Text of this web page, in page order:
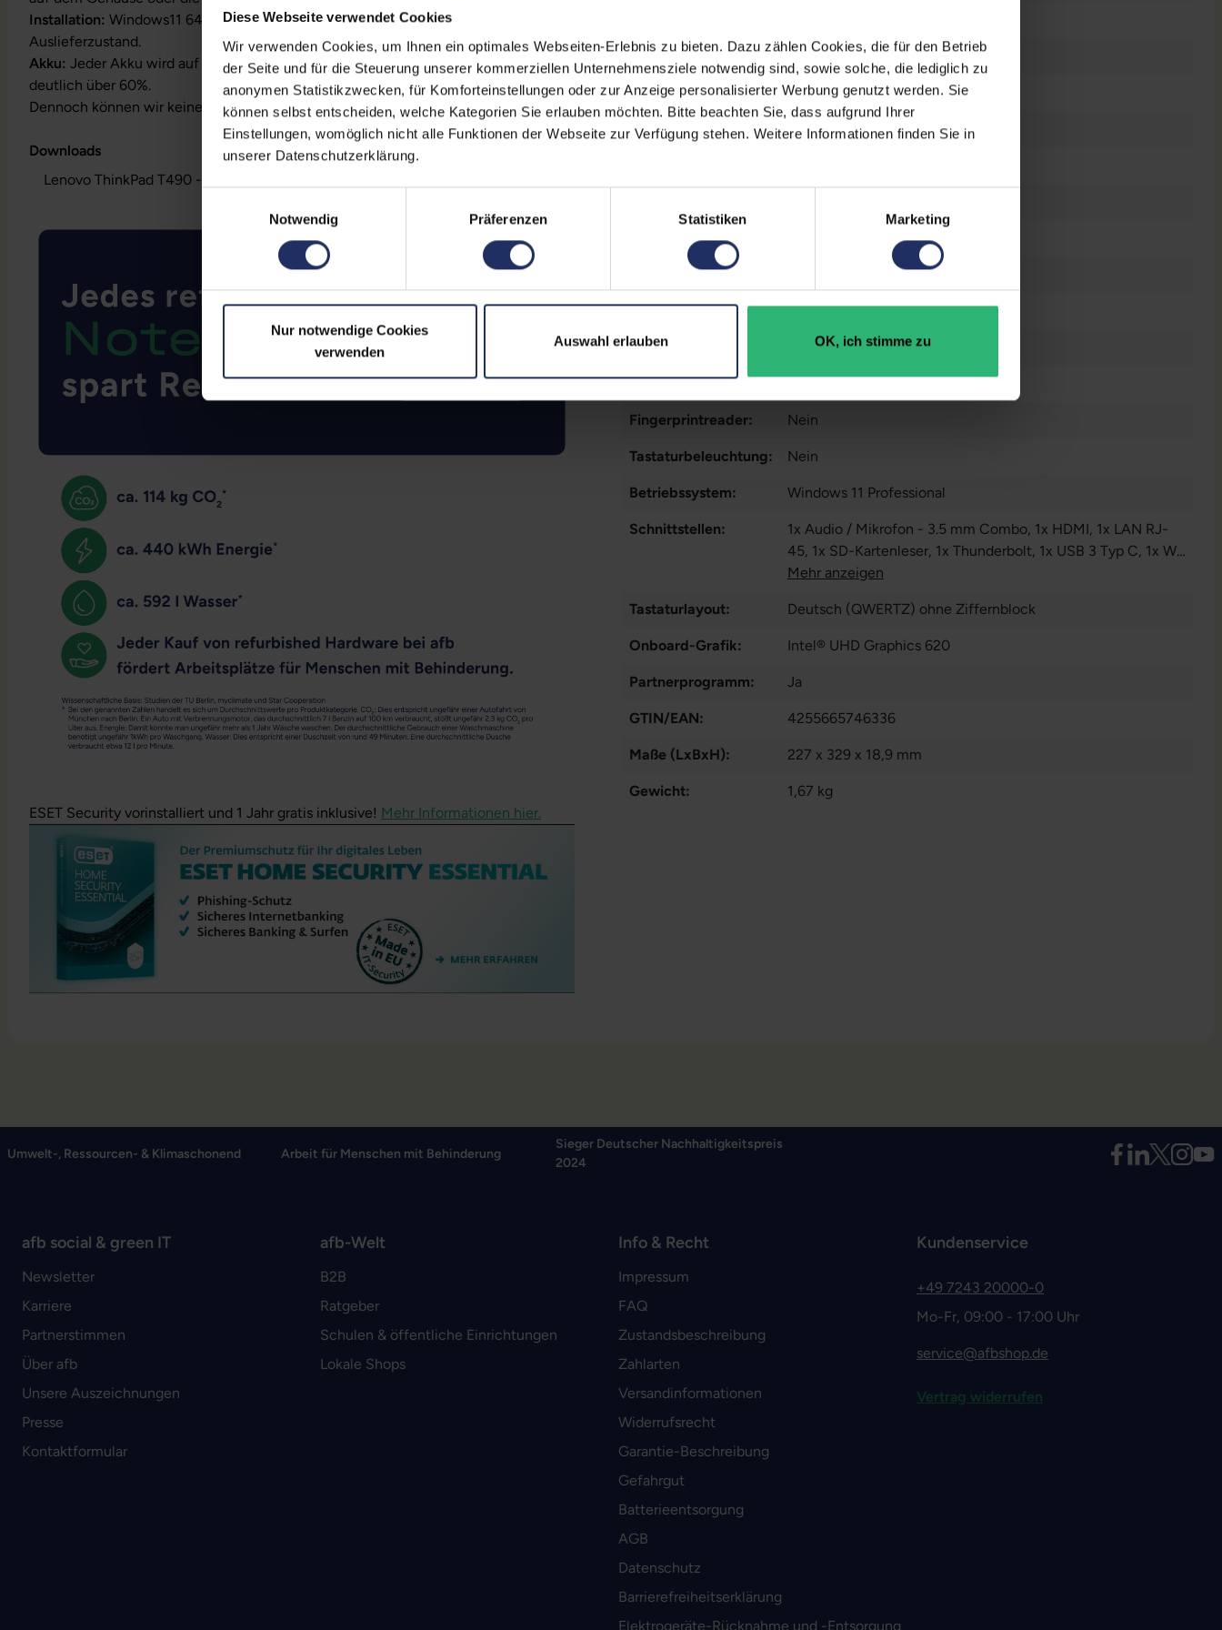
Diese Webseite verwendet Cookies
Wir verwenden Cookies, um Ihnen ein optimales Webseiten-Erlebnis zu bieten. Dazu zählen Cookies, die für den Betrieb
der Seite und für die Steuerung unserer kommerziellen Unternehmensziele notwendig sind, sowie solche, die lediglich zu
anonymen Statistikzwecken, für Komforteinstellungen oder zur Anzeige personalisierter Werbung genutzt werden. Sie
können selbst entscheiden, welche Kategorien Sie erlauben möchten. Bitte beachten Sie, dass aufgrund Ihrer
Einstellungen, womöglich nicht alle Funktionen der Webseite zur Verfügung stehen. Weitere Informationen finden Sie in
unserer Datenschutzerklärung.
Notwendig
Präferenzen Statistiken Marketing
Nur notwendige Cookies
verwenden
Auswahl erlauben OK, ich stimme zu
Installation: Windows11 64Bit vorinstalliert inklusive Wiederherstellungsmöglichkeit auf
Auslieferzustand.
Akku: Jeder Akku wird auf Funktion geprüft. Die Akku-Kapazität liegt im Normalfall
deutlich über 60%.
Dennoch können wir keine Garantieleistungen auf Akkulaufzeiten übernehmen.
Downloads
Lenovo ThinkPad T490 - Datenblatt (pdf)
ESET Security vorinstalliert und 1 Jahr gratis inklusive! Mehr Informationen hier.
Displaygröße: 14,0 Zoll
Displayauflösung: 1920 x 1080 FHD
Displayart: Mattes Display
Prozessorkerne:
Datenspeicher:
Arbeitsspeicher: 8 GB DDR4
Webcam:
LTE: Nein
Fingerprintreader: Nein
Tastaturbeleuchtung: Nein
Betriebssystem: Windows 11 Professional
Schnittstellen: 1x Audio / Mikrofon - 3.5 mm Combo, 1x HDMI, 1x LAN RJ-
45, 1x SD-Kartenleser, 1x Thunderbolt, 1x USB 3 Typ C, 1x W-
LAN, 2x USB 3 Typ A
Mehr anzeigen
Tastaturlayout: Deutsch (QWERTZ) ohne Ziffernblock
Onboard-Grafik: Intel® UHD Graphics 620
Partnerprogramm: Ja
GTIN/EAN: 4255665746336
Maße (LxBxH): 227 x 329 x 18,9 mm
Gewicht: 1,67 kg
Umwelt-, Ressourcen- & Klimaschonend Arbeit für Menschen mit Behinderung
Sieger Deutscher Nachhaltigkeitspreis
2024
afb social & green IT
Newsletter
Karriere
Partnerstimmen
Über afb
Unsere Auszeichnungen
Presse
Kontaktformular
afb-Welt
B2B
Ratgeber
Schulen & öffentliche Einrichtungen
Lokale Shops
Info & Recht
Impressum
FAQ
Zustandsbeschreibung
Zahlarten
Versandinformationen
Widerrufsrecht
Garantie-Beschreibung
Gefahrgut
Batterieentsorgung
AGB
Datenschutz
Barrierefreiheitserklärung
Elektrogeräte-Rücknahme und -Entsorgung
Kundenservice
+49 7243 20000-0
Mo-Fr, 09:00 - 17:00 Uhr
service@afbshop.de
Vertrag widerrufen